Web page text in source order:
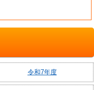
令和7年度